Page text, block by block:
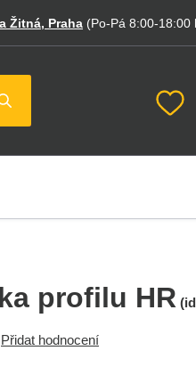
Žitná, Praha (Po-Pá 8:00-18:00
profilu HR
Přidat hodnocení